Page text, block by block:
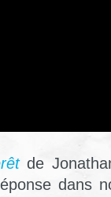
de
dans